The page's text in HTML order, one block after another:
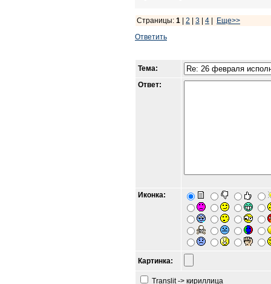
Страницы: 1 2 3 4
Еще>>
Ответить
Тема:
Ответ:
Иконка:
Картинка:
Translit -> кириллица